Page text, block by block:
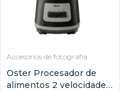
Accesorios de fotografía
Oster Procesador de
alimentos 2 velocidades